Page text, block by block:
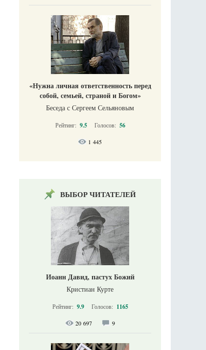
«Нужна личная ответственность перед
собой, семьей, страной и Богом»
Беседа с Сергеем Сельяновым
Рейтинг: 9.5 Голосов: 56
1 445
ВЫБОР ЧИТАТЕЛЕЙ
Иоанн Давид, пастух Божий
Кристиан Курте
Рейтинг: 9.9 Голосов: 1165
20 697 9